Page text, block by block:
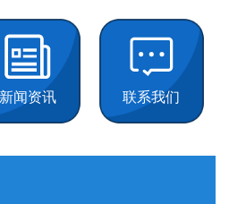
新闻资讯 联系我们